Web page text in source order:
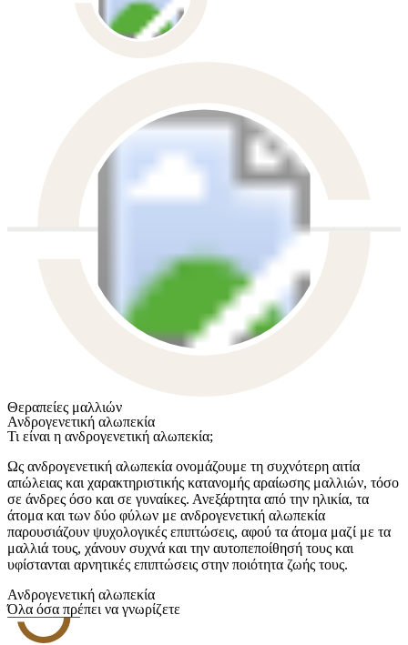
Θεραπείες μαλλιών
Ανδρογενετική αλωπεκία
Τι είναι η ανδρογενετική αλωπεκία;
Ως ανδρογενετική αλωπεκία ονομάζουμε τη συχνότερη αιτία
απώλειας και χαρακτηριστικής κατανομής αραίωσης μαλλιών, τόσο
σε άνδρες όσο και σε γυναίκες. Ανεξάρτητα από την ηλικία, τα
άτομα και των δύο φύλων με ανδρογενετική αλωπεκία
παρουσιάζουν ψυχολογικές επιπτώσεις, αφού τα άτομα μαζί με τα
μαλλιά τους, χάνουν συχνά και την αυτοπεποίθησή τους και
υφίστανται αρνητικές επιπτώσεις στην ποιότητα ζωής τους.
Ανδρογενετική αλωπεκία
Όλα όσα πρέπει να γνωρίζετε